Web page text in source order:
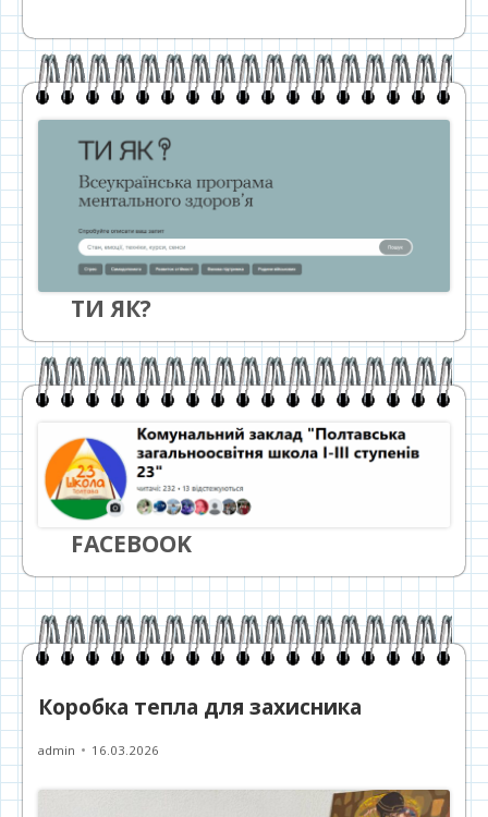
ТИ ЯК?
FACEBOOK
Коробка тепла для захисника
Автор
admin Опубліковано
16.03.2026